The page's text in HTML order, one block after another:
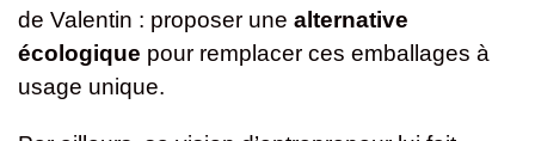
de Valentin : proposer une alternative
écologique pour remplacer ces emballages à
usage unique.